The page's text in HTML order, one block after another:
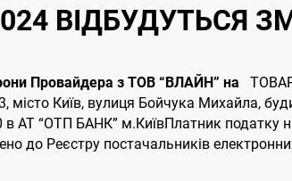
ВІДБУДУТЬСЯ
Провайдера з ТОВ “ВЛАЙН” на
Київ, вулиця Бойчука Михайла,
АТ “ОТП БАНК” м.КиївПлатник податку
до Реєстру постачальників